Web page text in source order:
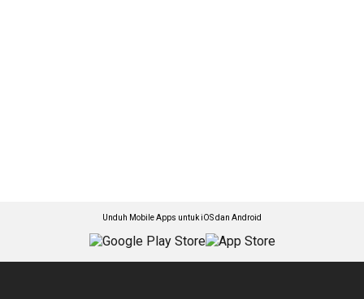
Unduh Mobile Apps untuk iOS dan Android